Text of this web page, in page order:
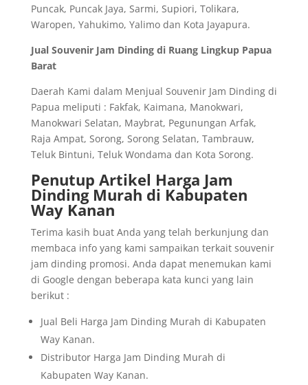
Puncak, Puncak Jaya, Sarmi, Supiori, Tolikara,
Waropen, Yahukimo, Yalimo dan Kota Jayapura.
Jual Souvenir Jam Dinding di Ruang Lingkup Papua
Barat
Daerah Kami dalam Menjual Souvenir Jam Dinding di
Papua meliputi : Fakfak, Kaimana, Manokwari,
Manokwari Selatan, Maybrat, Pegunungan Arfak,
Raja Ampat, Sorong, Sorong Selatan, Tambrauw,
Teluk Bintuni, Teluk Wondama dan Kota Sorong.
Penutup Artikel Harga Jam
Dinding Murah di Kabupaten
Way Kanan
Terima kasih buat Anda yang telah berkunjung dan
membaca info yang kami sampaikan terkait souvenir
jam dinding promosi. Anda dapat menemukan kami
di Google dengan beberapa kata kunci yang lain
berikut :
Jual Beli Harga Jam Dinding Murah di Kabupaten
Way Kanan.
Distributor Harga Jam Dinding Murah di
Kabupaten Way Kanan.